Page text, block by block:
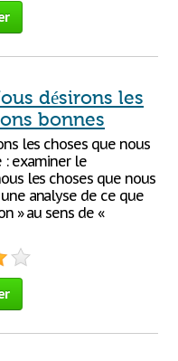
désirons les
bonnes
les choses que nous
: examiner le
les choses que nous
analyse de ce que
» au sens de «